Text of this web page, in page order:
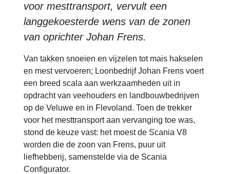
voor mesttransport, vervult een
langgekoesterde wens van de zonen
van oprichter Johan Frens.
Van takken snoeien en vijzelen tot mais hakselen
en mest vervoeren; Loonbedrijf Johan Frens voert
een breed scala aan werkzaamheden uit in
opdracht van veehouders en landbouwbedrijven
op de Veluwe en in Flevoland. Toen de trekker
voor het mesttransport aan vervanging toe was,
stond de keuze vast: het moest de Scania V8
worden die de zoon van Frens, puur uit
liefhebberij, samenstelde via de Scania
Configurator.